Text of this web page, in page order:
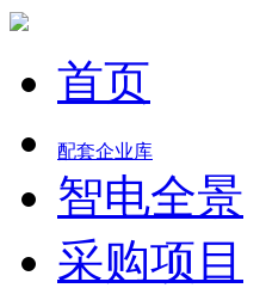
首页
配套企业库
智电全景
采购项目